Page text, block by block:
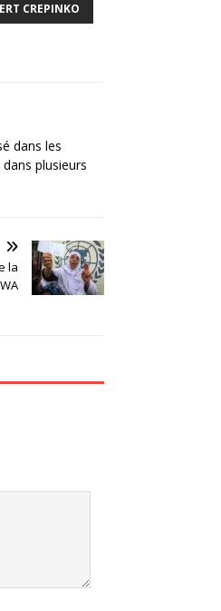
CREPINKO
dans les
plusieurs
la